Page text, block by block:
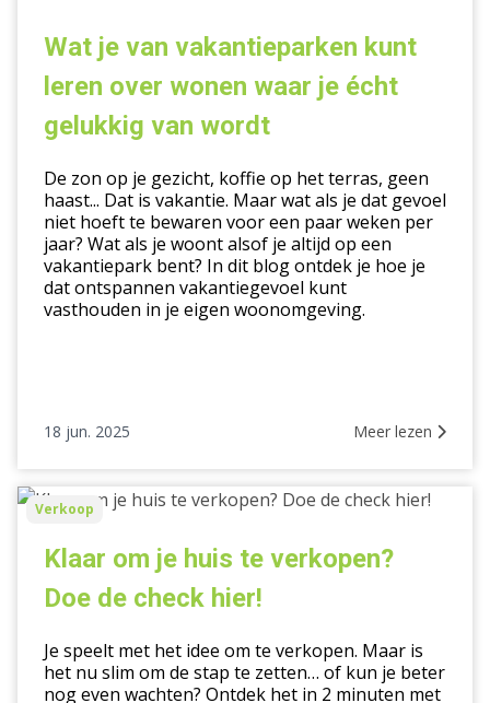
vakantieparken
leren
over
wonen
waar
écht
gelukkig
van
wordt
Wat je van vakantieparken kunt
leren over wonen waar je écht
gelukkig van wordt
De zon op je gezicht, koffie op het terras, geen
haast... Dat is vakantie. Maar wat als je dat gevoel
niet hoeft te bewaren voor een paar weken per
jaar? Wat als je woont alsof je altijd op een
vakantiepark bent? In dit blog ontdek je hoe je
dat ontspannen vakantiegevoel kunt
vasthouden in je eigen woonomgeving.
18 jun. 2025 Meer lezen
Klaar
Doe
Verkoop
Klaar om je huis te verkopen?
Doe de check hier!
Je speelt met het idee om te verkopen. Maar is
het nu slim om de stap te zetten… of kun je beter
nog even wachten? Ontdek het in 2 minuten met